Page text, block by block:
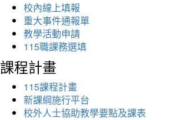
校內線上填報
重大事件通報單
教學活動申請
115職課務選填
課程計畫
115課程計畫
新課綱施行平台
校外人士協助教學要點及課表